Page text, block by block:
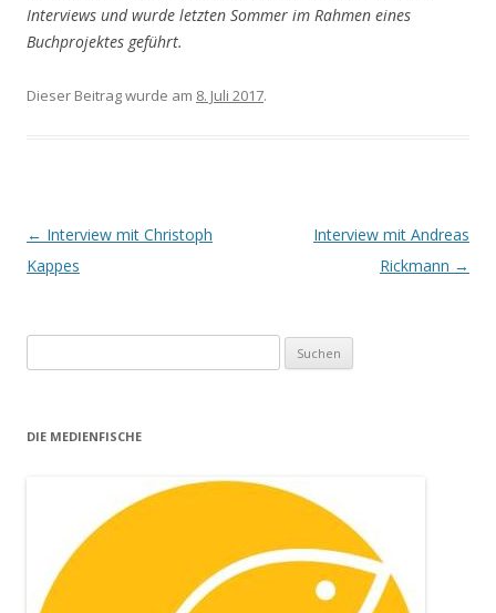
Interviews und wurde letzten Sommer im Rahmen eines
Buchprojektes geführt.
Dieser Beitrag wurde am 8. Juli 2017.
Artikel-Navigation
← Interview mit Christoph
Kappes
Interview mit Andreas
Rickmann →
DIE MEDIENFISCHE